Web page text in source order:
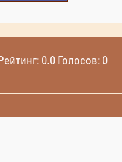
0.0 Голосов: 0